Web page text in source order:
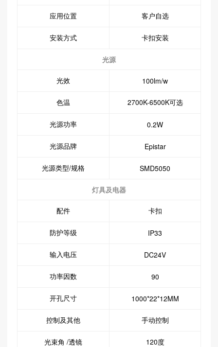
应用位置 客户自选
安装方式 卡扣安装
光源
光效 100lm/w
色温 2700K-6500K可选
光源功率 0.2W
光源品牌 Epistar
光源类型/规格 SMD5050
灯具及电器
配件 卡扣
防护等级 IP33
输入电压 DC24V
功率因数 90
开孔尺寸 1000*22*12MM
控制及其他 手动控制
光束角 /透镜 120度